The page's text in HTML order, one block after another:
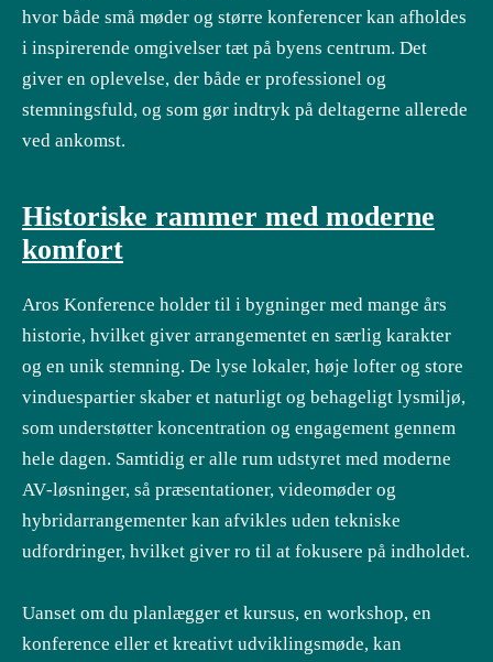
hvor både små møder og større konferencer kan afholdes
i inspirerende omgivelser tæt på byens centrum. Det
giver en oplevelse, der både er professionel og
stemningsfuld, og som gør indtryk på deltagerne allerede
ved ankomst.
Historiske rammer med moderne
komfort
Aros Konference holder til i bygninger med mange års
historie, hvilket giver arrangementet en særlig karakter
og en unik stemning. De lyse lokaler, høje lofter og store
vinduespartier skaber et naturligt og behageligt lysmiljø,
som understøtter koncentration og engagement gennem
hele dagen. Samtidig er alle rum udstyret med moderne
AV‑løsninger, så præsentationer, videomøder og
hybridarrangementer kan afvikles uden tekniske
udfordringer, hvilket giver ro til at fokusere på indholdet.
Uanset om du planlægger et kursus, en workshop, en
konference eller et kreativt udviklingsmøde, kan